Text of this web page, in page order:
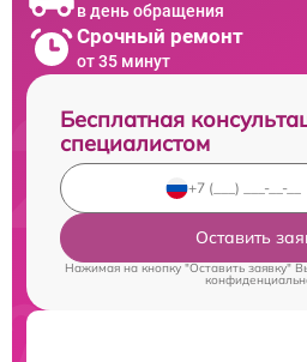
в день обращения
Срочный ремонт
от 35 минут
Бесплатная
специалистом
Оставить
Нажимая на кнопку "Оставить заявку"